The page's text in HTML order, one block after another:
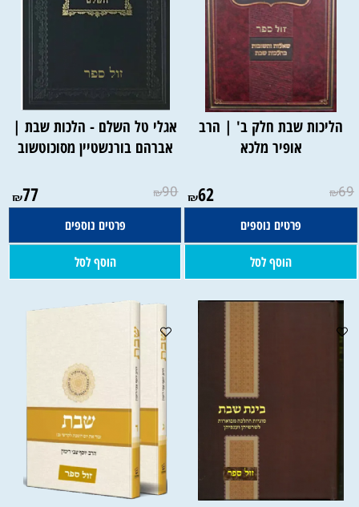
הליכות שבת חלק ב' | הרב
אופיר מלכא
₪69
₪62
פרטים נוספים
הוסף לסל
אגלי טל השלם - הלכות שבת |
אברהם בורנשטיין מסוכוטשוב
₪90
₪77
פרטים נוספים
הוסף לסל